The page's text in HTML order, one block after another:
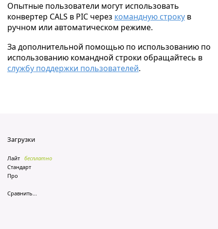
Опытные пользователи могут использовать
конвертер CALS в PIC через командную строку в
ручном или автоматическом режиме.
За дополнительной помощью по использованию по
использованию командной строки обращайтесь в
службу поддержки пользователей.
Загрузки
Лайт бесплатно
Стандарт
Про
Сравнить...